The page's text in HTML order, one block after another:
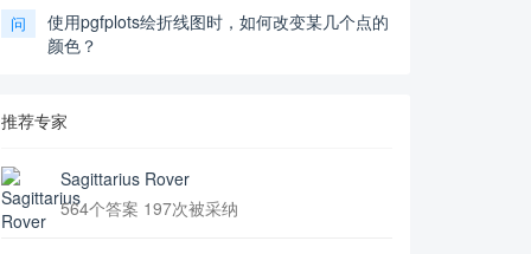
问
使用pgfplots绘折线图时，如何改变某几个点的
颜色？
推荐专家
Sagittarius Rover
564个答案 197次被采纳